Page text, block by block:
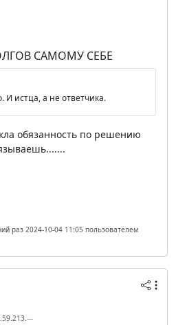
САМОМУ СЕБЕ
И истца, а не ответчика.
обязанность по решению
раз 2024-10-04 11:05 пользователем